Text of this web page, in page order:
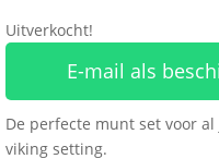
Uitverkocht!
E-mail als
De perfecte munt set voor al
viking setting.